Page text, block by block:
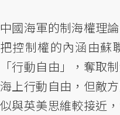
中國海軍的制海權理
把控制權的內涵由蘇
「行動自由」，奪取
海上行動自由，但敵
似與英美思維較接近